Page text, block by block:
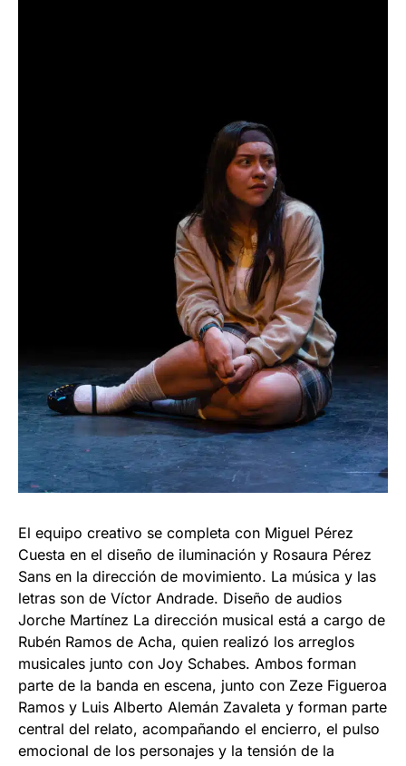
El equipo creativo se completa con Miguel Pérez
Cuesta en el diseño de iluminación y Rosaura Pérez
Sans en la dirección de movimiento. La música y las
letras son de Víctor Andrade. Diseño de audios
Jorche Martínez La dirección musical está a cargo de
Rubén Ramos de Acha, quien realizó los arreglos
musicales junto con Joy Schabes. Ambos forman
parte de la banda en escena, junto con Zeze Figueroa
Ramos y Luis Alberto Alemán Zavaleta y forman parte
central del relato, acompañando el encierro, el pulso
emocional de los personajes y la tensión de la